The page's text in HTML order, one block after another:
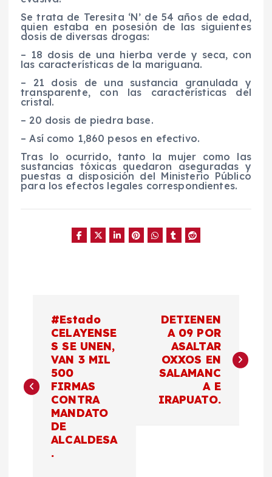
Se trata de Teresita ‘N’ de 54 años de edad,
quien estaba en posesión de las siguientes
dosis de diversas drogas:
– 18 dosis de una hierba verde y seca, con
las características de la mariguana.
– 21 dosis de una sustancia granulada y
transparente, con las características del
cristal.
– 20 dosis de piedra base.
– Así como 1,860 pesos en efectivo.
Tras lo ocurrido, tanto la mujer como las
sustancias tóxicas quedaron aseguradas y
puestas a disposición del Ministerio Público
para los efectos legales correspondientes.
e
#Estado
CELAYENSE
S SE UNEN,
VAN 3 MIL
500
FIRMAS
CONTRA
MANDATO
DE
ALCALDESA
.
DETIENEN
A 09 POR
ASALTAR
OXXOS EN
SALAMANC
A E
IRAPUATO.